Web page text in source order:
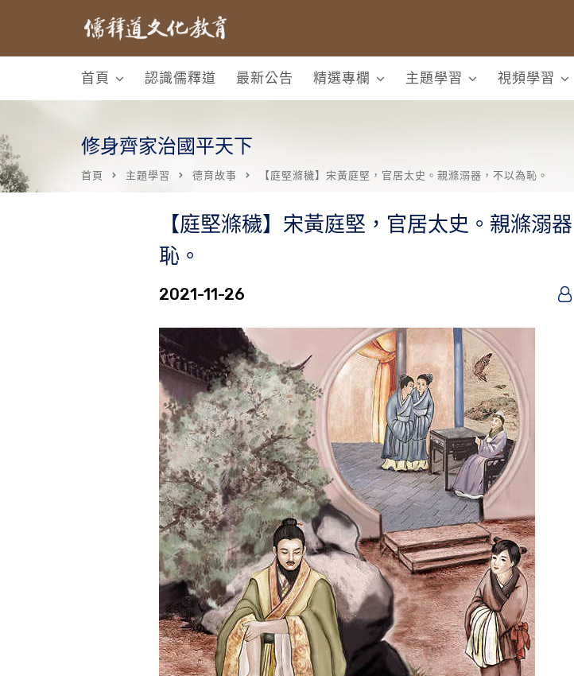
首頁 認識儒釋道 最新公告 精選專欄 主題學習 視頻學習
修身齊家治國平天下
首頁 主題學習 德育故事 【庭堅滌穢】宋黃庭堅，官居太史。親滌溺器，不以為恥。
【庭堅滌穢】宋黃庭堅，官居太史。親滌溺
恥。
2021-11-26